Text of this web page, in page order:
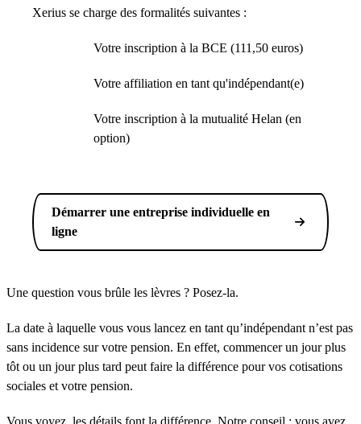
Xerius se charge des formalités suivantes :
Votre inscription à la BCE (111,50 euros)
Votre affiliation en tant qu'indépendant(e)
Votre inscription à la mutualité Helan (en
option)
Démarrer une entreprise individuelle en
ligne
Une question vous brûle les lèvres ? Posez-la.
La date à laquelle vous vous lancez en tant qu’indépendant n’est pas
sans incidence sur votre pension. En effet, commencer un jour plus
tôt ou un jour plus tard peut faire la différence pour vos cotisations
sociales et votre pension.
Vous voyez, les détails font la différence. Notre conseil : vous avez